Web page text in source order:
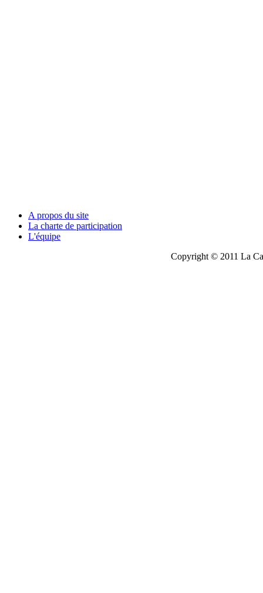
A propos du site
La charte de participation
L'équipe
Copyright © 2011 La